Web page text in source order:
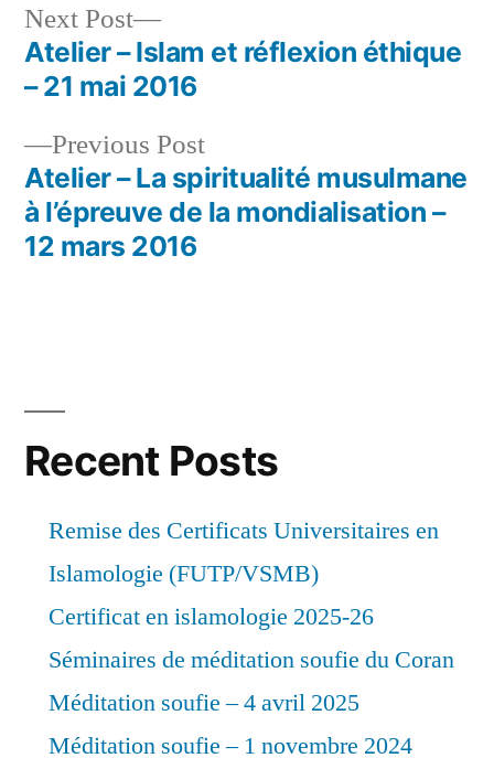
Post
navigation
Previous PostPrevious
post:
Atelier – La spiritualité musulmane
à l’épreuve de la mondialisation –
12 mars 2016
Next Post
Next
post:
Atelier – Islam et réflexion éthique
– 21 mai 2016
Recent Posts
Remise des Certificats Universitaires en
Islamologie (FUTP/VSMB)
Certificat en islamologie 2025-26
Séminaires de méditation soufie du Coran
Méditation soufie – 4 avril 2025
Méditation soufie – 1 novembre 2024